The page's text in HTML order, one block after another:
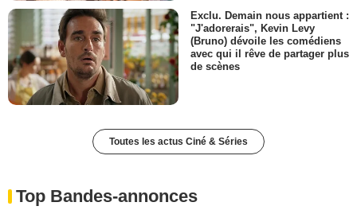
Exclu. Demain nous appartient :
"J'adorerais", Kevin Levy
(Bruno) dévoile les comédiens
avec qui il rêve de partager plus
de scènes
Toutes les actus Ciné & Séries
Top Bandes-annonces